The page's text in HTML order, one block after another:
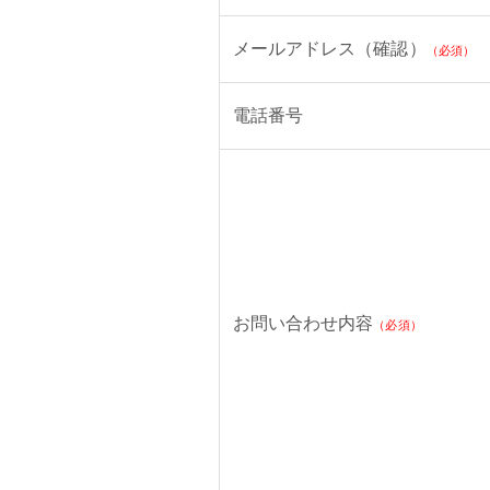
メールアドレス（確認） （必須）
電話番号
お問い合わせ内容 （必須）